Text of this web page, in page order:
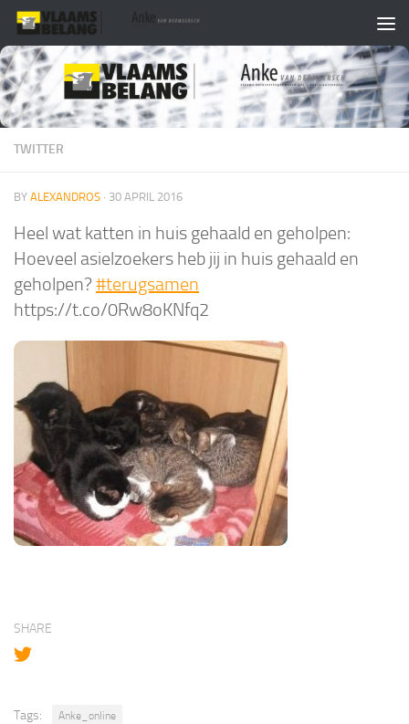
Skip to content
TWITTER
BY ALEXANDROS · 30 APRIL 2016
Heel wat katten in huis gehaald en geholpen:
Hoeveel asielzoekers heb jij in huis gehaald en
geholpen? #terugsamen
https://t.co/0Rw8oKNfq2
SHARE
Tags: Anke_online